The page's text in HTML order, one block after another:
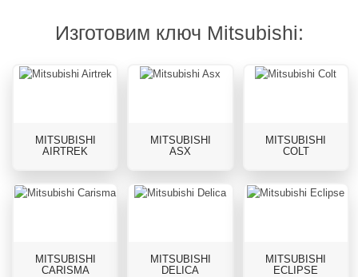
Изготовим ключ Mitsubishi:
MITSUBISHI
AIRTREK
MITSUBISHI
ASX
MITSUBISHI
COLT
MITSUBISHI
CARISMA
MITSUBISHI
DELICA
MITSUBISHI
ECLIPSE